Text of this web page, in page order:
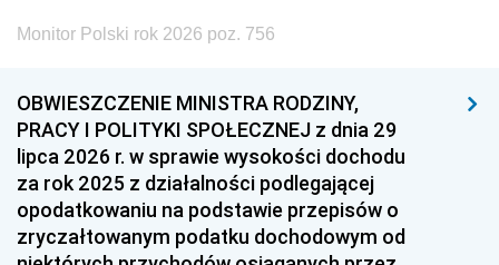
Monitor Polski rok 2026 poz. 756
OBWIESZCZENIE MINISTRA RODZINY,
PRACY I POLITYKI SPOŁECZNEJ z dnia 29
lipca 2026 r. w sprawie wysokości dochodu
za rok 2025 z działalności podlegającej
opodatkowaniu na podstawie przepisów o
zryczałtowanym podatku dochodowym od